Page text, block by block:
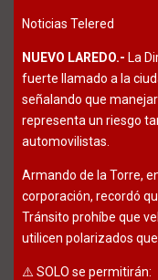
Noticias Telered
NUEVO LAREDO.- La
fuerte llamado a la
señalando que
representa un riesgo
automovilistas.
Armando de la Torre,
corporación, recordó
Tránsito prohíbe que
utilicen polarizados
⚠️ SOLO se permitirán: